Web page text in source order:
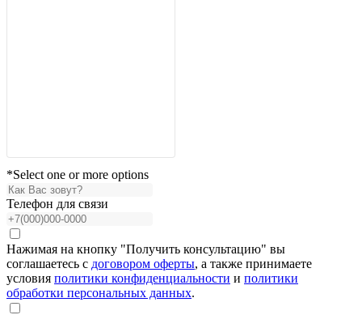
*Select one or more options
Телефон для связи
Нажимая на кнопку "Получить консультацию" вы
соглашаетесь с договором оферты, а также принимаете
условия политики конфиденциальности и политики
обработки персональных данных.